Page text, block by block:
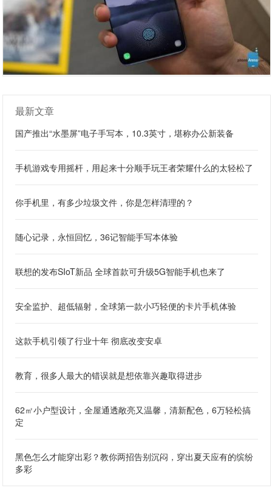
最新文章
国产推出“水墨屏”电子手写本，10.3英寸，堪称办公新装备
手机游戏专用摇杆，用起来十分顺手玩王者荣耀什么的太轻松了
你手机里，有多少垃圾文件，你是怎样清理的？
随心记录，永恒回忆，36记智能手写本体验
联想的发布SIoT新品 全球首款可升级5G智能手机也来了
安全监护、超低辐射，全球第一款小巧轻便的卡片手机体验
这款手机引领了行业十年 彻底改变安卓
教育，很多人最大的错误就是想依靠兴趣取得进步
62㎡小户型设计，全屋通透敞亮又温馨，清新配色，6万轻松搞
定
黑色怎么才能穿出彩？教你两招告别沉闷，穿出夏天应有的缤纷
多彩